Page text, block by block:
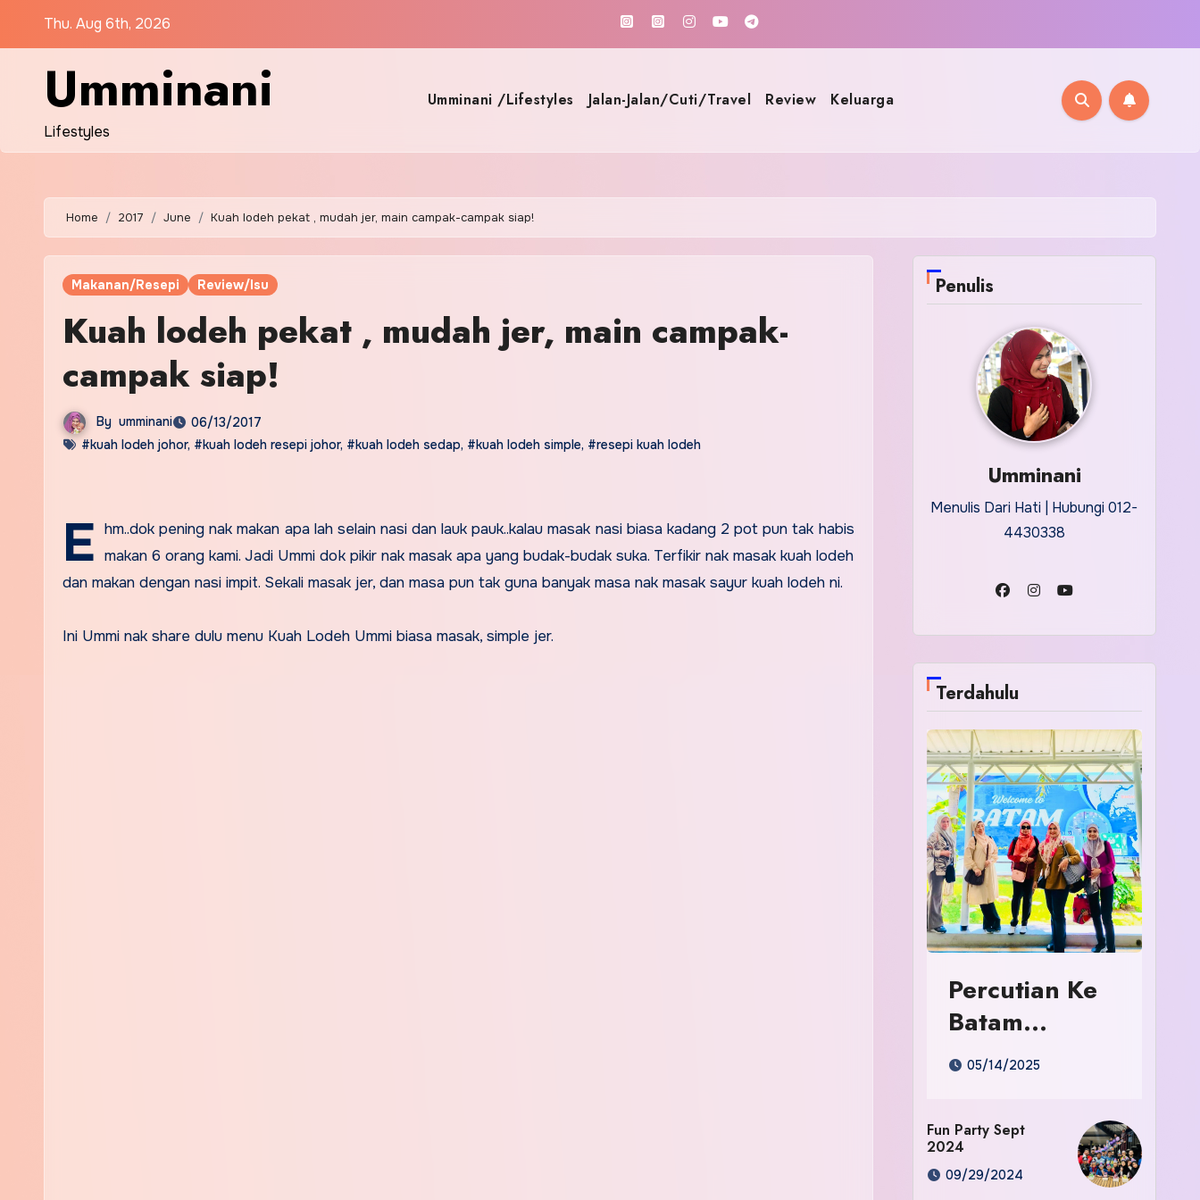
Thu. Aug 6th, 2026
Umminani
Lifestyles
Umminani /Lifestyles Jalan-Jalan/Cuti/Travel Review Keluarga
Home 2017 June Kuah lodeh pekat , mudah jer, main campak-campak siap!
Makanan/Resepi Review/Isu
Kuah lodeh pekat , mudah jer, main campak-
campak siap!
By umminani
06/13/2017
#kuah lodeh johor, #kuah lodeh resepi johor, #kuah lodeh sedap, #kuah lodeh simple, #resepi kuah lodeh
E hm..dok pening nak makan apa lah selain nasi dan lauk pauk..kalau masak nasi biasa kadang 2 pot pun tak habis
makan 6 orang kami. Jadi Ummi dok pikir nak masak apa yang budak-budak suka. Terfikir nak masak kuah lodeh
dan makan dengan nasi impit. Sekali masak jer, dan masa pun tak guna banyak masa nak masak sayur kuah lodeh ni.
Ini Ummi nak share dulu menu Kuah Lodeh Ummi biasa masak, simple jer.
Penulis
Umminani
Menulis Dari Hati | Hubungi 012-
4430338
Terdahulu
Percutian Ke
Batam
Indonesia
05/14/2025
Fun Party Sept
2024
09/29/2024